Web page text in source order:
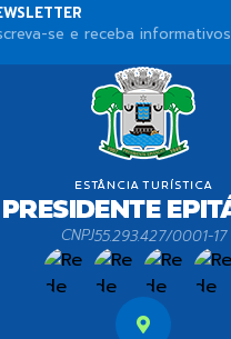
CNPJ55.293.427/0001-17
se e receba informativos